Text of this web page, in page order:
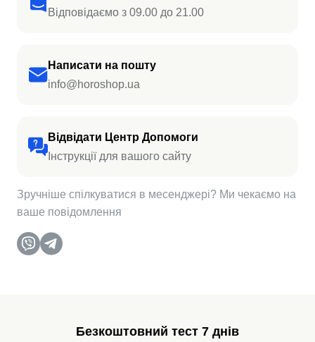
Відповідаємо з 09.00 до 21.00
Написати на пошту
info@horoshop.ua
Відвідати Центр Допомоги
Інструкції для вашого сайту
Зручніше спілкуватися в месенджері? Ми чекаємо на
ваше повідомлення
Безкоштовний тест 7 днів